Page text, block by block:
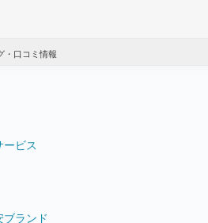
・口コミ情報
ービス
ブランド